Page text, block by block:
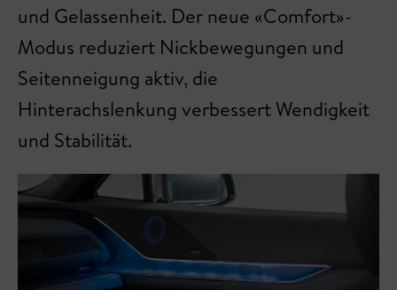
und Gelassenheit. Der neue «Comfort»-
Modus reduziert Nickbewegungen und
Seitenneigung aktiv, die
Hinterachslenkung verbessert Wendigkeit
und Stabilität.